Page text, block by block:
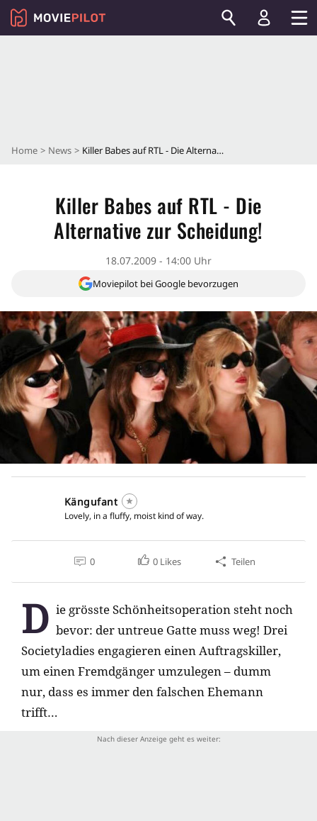
Home News Killer Babes auf RTL - Die Alternative zur Scheidung!
Killer Babes auf RTL - Die
Alternative zur Scheidung!
18.07.2009 - 14:00 Uhr
Moviepilot bei Google bevorzugen
Kängufant
Lovely, in a fluffy, moist kind of way.
0 0 Likes Teilen
D ie grösste Schönheitsoperation steht noch
bevor: der untreue Gatte muss weg! Drei
Societyladies engagieren einen Auftragskiller,
um einen Fremdgänger umzulegen – dumm
nur, dass es immer den falschen Ehemann
trifft…